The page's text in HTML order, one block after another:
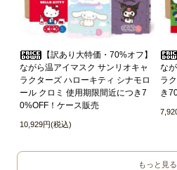
【訳あり大特価・70%オフ】
ながら温アイマスク サンリオキャ
ラクターズ ハローキティ シナモロ
ール クロミ 使用期限間近につき7
0%OFF！ケース販売
10,929円(税込)
な
ラ
き
もっと見る